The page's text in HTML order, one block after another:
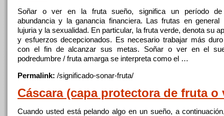
Soñar o ver en la frutasueño, significa un período de
abundancia y la ganancia financiera. Las frutas en general
lujuria y la sexualidad. En particular, la frutaverde, denota su
y esfuerzos decepcionados. Es necesario trabajar más
con el fin de alcanzar sus metas. Soñar o ver en el
podredumbre / fruta amarga se interpreta como el …
Permalink: /significado-sonar-fruta/
Cáscara (capa protectora de frutao
Cuando usted está pelando algo en un sueño, a